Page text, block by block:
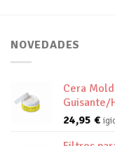
NOVEDADES
Cera
Guisante/
24,95 €